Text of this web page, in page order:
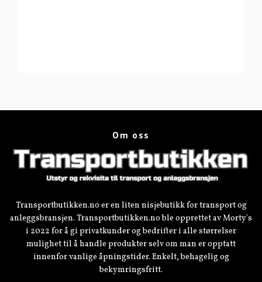
Om oss
Transportbutikken.no er en liten nisjebutikk for transport og
anleggsbransjen. Transportbutikken.no ble opprettet av Morty's
i 2022 for å gi privatkunder og bedrifter i alle størrelser
mulighet til å handle produkter selv om man er opptatt
innenfor vanlige åpningstider. Enkelt, behagelig og
bekymringsfritt.